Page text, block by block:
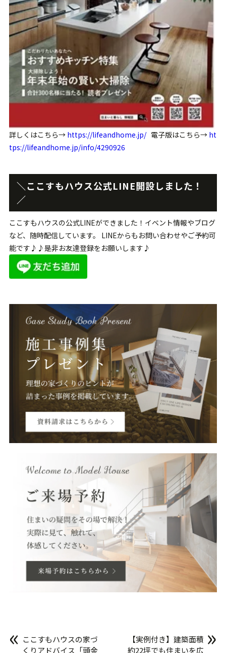
詳しくはこちら→ https://lifeandhome.jp/電子版はこちら→ ht
tps://lifeandhome.jp/info/4290926
＼ここすもハウス公式LINE開設しました！
／
ここすもハウスの公式LINEができました！イベント情報やブログ
など、随時配信しています。 LINEからもお問い合わせやご予約可
能です♪♪是非お友達登録をお願いします♪
« ここすもハウスの家づ
くりアドバイス「頭金
【実例付き】建築面積
約22坪でも住まいを広 »